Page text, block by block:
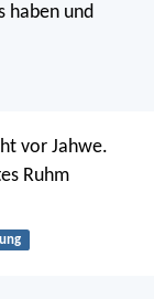
haben und
vor Jahwe.
Ruhm